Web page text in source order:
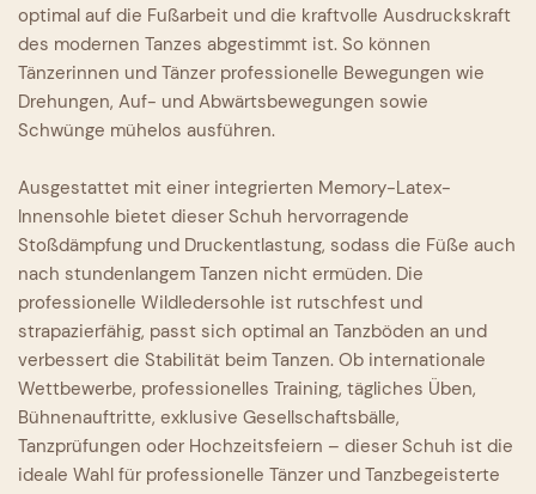
optimal auf die Fußarbeit und die kraftvolle Ausdruckskraft
des modernen Tanzes abgestimmt ist. So können
Tänzerinnen und Tänzer professionelle Bewegungen wie
Drehungen, Auf- und Abwärtsbewegungen sowie
Schwünge mühelos ausführen.
Ausgestattet mit einer integrierten Memory-Latex-
Innensohle bietet dieser Schuh hervorragende
Stoßdämpfung und Druckentlastung, sodass die Füße auch
nach stundenlangem Tanzen nicht ermüden. Die
professionelle Wildledersohle ist rutschfest und
strapazierfähig, passt sich optimal an Tanzböden an und
verbessert die Stabilität beim Tanzen. Ob internationale
Wettbewerbe, professionelles Training, tägliches Üben,
Bühnenauftritte, exklusive Gesellschaftsbälle,
Tanzprüfungen oder Hochzeitsfeiern – dieser Schuh ist die
ideale Wahl für professionelle Tänzer und Tanzbegeisterte